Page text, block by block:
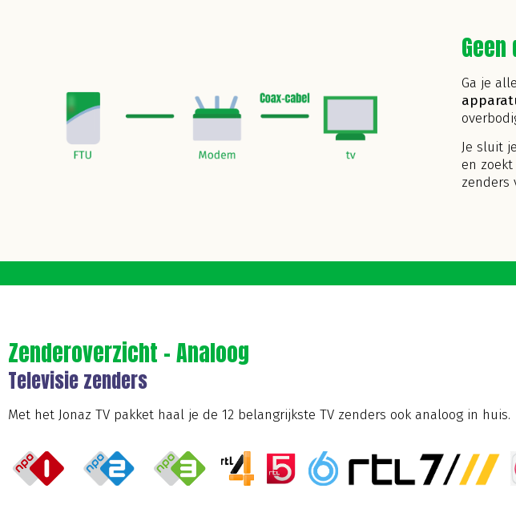
Ga je
Je sluit
en
zenders
Zenderoverzicht - Analoog
Televisie zenders
Met het Jonaz TV pakket haal je de 12 belangrijkste TV zenders ook analoog in huis.